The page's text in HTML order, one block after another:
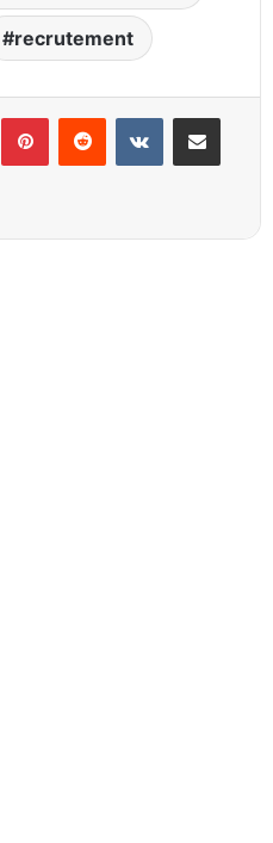
recrutement
PinterestReddit VKontaktePartager par email